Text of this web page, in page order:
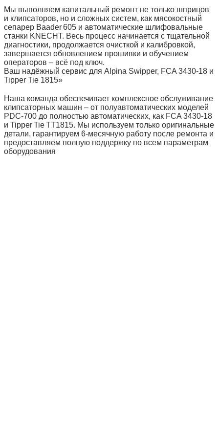
Мы выполняем капитальный ремонт не только шприцов
и клипсаторов, но и сложных систем, как мясокостный
сепарер Baader 605 и автоматические шлифовальные
станки KNECHT. Весь процесс начинается с тщательной
диагностики, продолжается очисткой и калибровкой,
завершается обновлением прошивки и обучением
операторов – всё под ключ.
Ваш надёжный сервис для Alpina Swipper, FCA 3430‑18 и
Tipper Tie 1815»
Наша команда обеспечивает комплексное обслуживание
клипсаторных машин – от полуавтоматических моделей
PDC‑700 до полностью автоматических, как FCA 3430‑18
и Tipper Tie TT1815. Мы используем только оригинальные
детали, гарантируем 6‑месячную работу после ремонта и
предоставляем полную поддержку по всем параметрам
оборудования